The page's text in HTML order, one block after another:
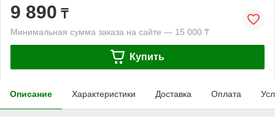
9 890 ₸
Минимальная сумма заказа на сайте — 15 000 ₸
Купить
Описание Характеристики Доставка Оплата